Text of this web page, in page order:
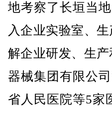
地考察了长垣当
入企业实验室、
解企业研发、生
器械集团有限公
省人民医院等5家